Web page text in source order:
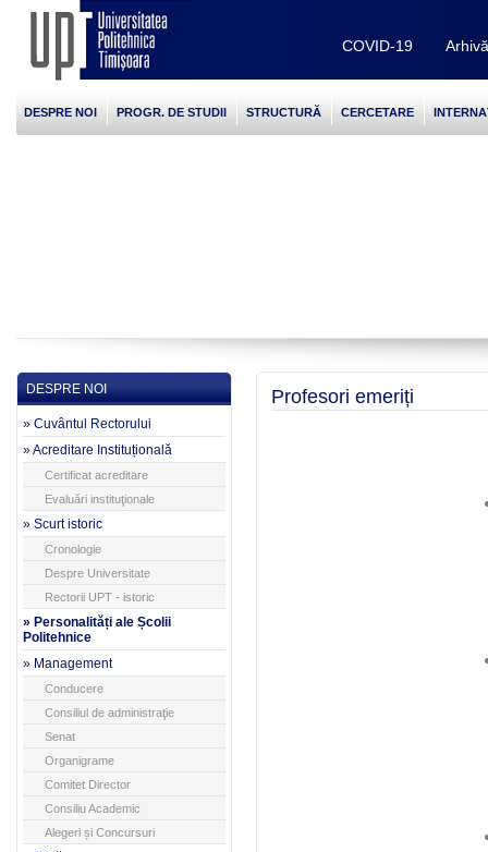
COVID-19
DESPRE NOI PROGR. DE STUDII STRUCTURĂ CERCETARE
DESPRE NOI
» Cuvântul Rectorului
» Acreditare Instituțională
Certificat acreditare
Evaluări instituţionale
» Scurt istoric
Cronologie
Despre Universitate
Rectorii UPT - istoric
» Personalități ale Școlii
Politehnice
» Management
Conducere
Consiliul de administraţie
Senat
Organigrame
Comitet Director
Consiliu Academic
Alegeri și Concursuri
Profesori emeriți